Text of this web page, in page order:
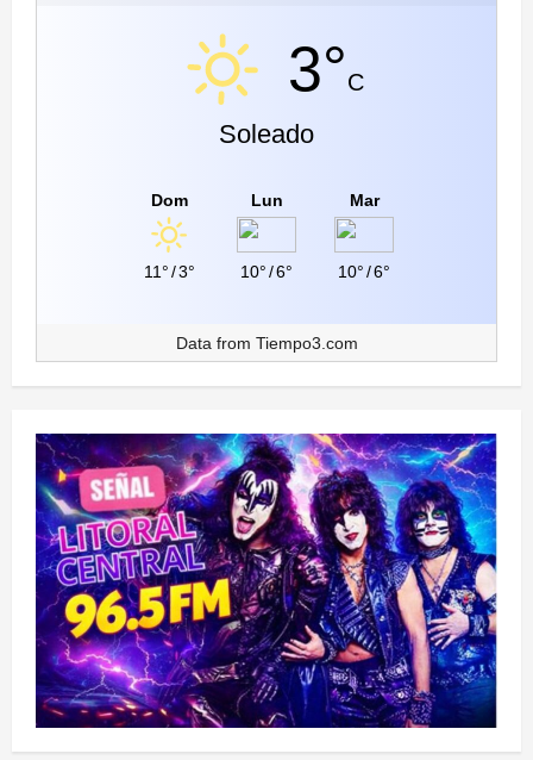
3°C
Soleado
Dom
11°/3°
Lun
10°/6°
Mar
10°/6°
Data from Tiempo3.com